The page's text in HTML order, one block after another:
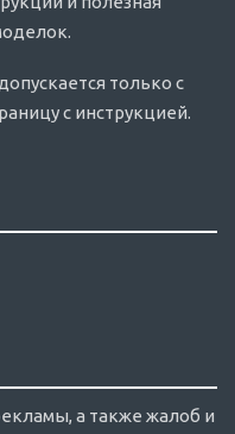
только с
с инструкцией.
а также жалоб и